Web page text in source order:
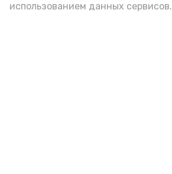
использованием данных сервисов.